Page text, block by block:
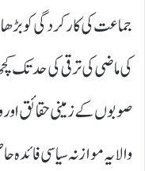
جماعت کی کارکردگی کو
کی ماضی کی ترقی کی حد تک
صوبوں کے زمینی حقائق
والا یہ موازنہ سیاسی